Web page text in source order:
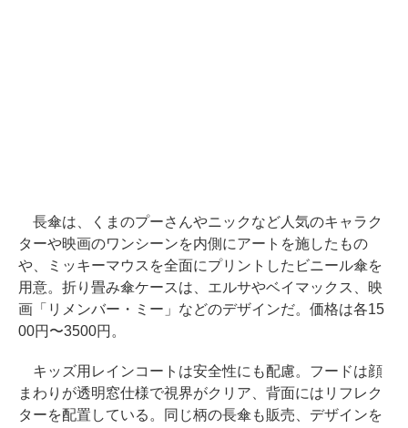
長傘は、くまのプーさんやニックなど人気のキャラク
ターや映画のワンシーンを内側にアートを施したもの
や、ミッキーマウスを全面にプリントしたビニール傘を
用意。折り畳み傘ケースは、エルサやベイマックス、映
画「リメンバー・ミー」などのデザインだ。価格は各15
00円〜3500円。
キッズ用レインコートは安全性にも配慮。フードは顔
まわりが透明窓仕様で視界がクリア、背面にはリフレク
ターを配置している。同じ柄の長傘も販売、デザインを